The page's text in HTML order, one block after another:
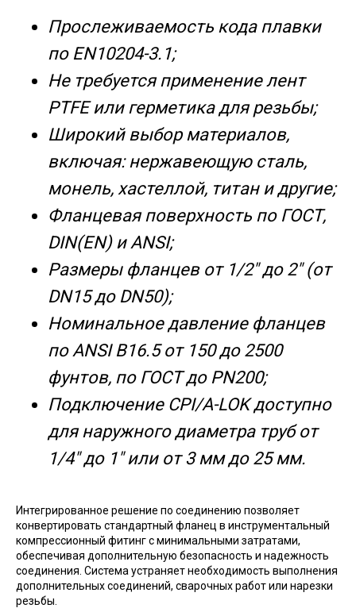
Прослеживаемость кода плавки
по EN10204-3.1;
Не требуется применение лент
PTFE или герметика для резьбы;
Широкий выбор материалов,
включая: нержавеющую сталь,
монель, хастеллой, титан и другие;
Фланцевая поверхность по ГОСТ,
DIN(EN) и ANSI;
Размеры фланцев от 1/2" до 2" (от
DN15 до DN50);
Номинальное давление фланцев
по ANSI B16.5 от 150 до 2500
фунтов, по ГОСТ до PN200;
Подключение CPI/A-LOK доступно
для наружного диаметра труб от
1/4" до 1" или от 3 мм до 25 мм.
Интегрированное решение по соединению позволяет
конвертировать стандартный фланец в инструментальный
компрессионный фитинг с минимальными затратами,
обеспечивая дополнительную безопасность и надежность
соединения. Система устраняет необходимость выполнения
дополнительных соединений, сварочных работ или нарезки
резьбы.